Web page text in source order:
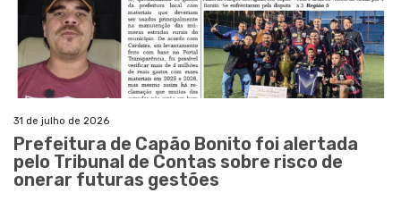
31 de julho de 2026
Prefeitura de Capão Bonito foi alertada
pelo Tribunal de Contas sobre risco de
onerar futuras gestões